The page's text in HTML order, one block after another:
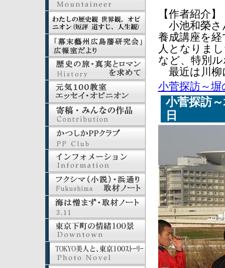
【作者紹介】
小池和榮さ
養成講座を
人となりま
など、特別
最近は川柳
小菅探訪～
小菅探訪
日